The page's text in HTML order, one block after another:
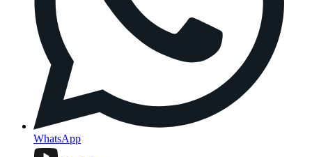
WhatsApp